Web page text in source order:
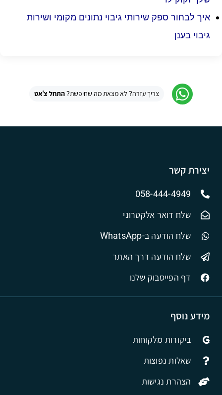
איך לבחור ספק שירותי גיבוי נתונים מקומי ושירות
גיבוי בענן
צריך עזרה? לא מצאת מה שחיפשת?התחל צ'אט
מידע נוסף
ביקורות מלקוחות
שאלות נפוצות
הצהרת נגישות
יצירת קשר
058-444-4949
שלח דואר אלקטרוני
שלח הודעה ב-WhatsApp
שלח הודעה דרך האתר
דף הפייסבוק שלנו